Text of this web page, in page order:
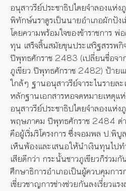
อนุสาวรีย์ประชาธิปไตยจำลองแห่ง
พิทักษ์นราดูรเป็นนายอำเภอผักปั
โดยความพร้อมใจของข้าราชการ พ่
ทุน เสร็จสิ้นสมัยขุนประเสริฐสรรพ
ปีพุทธศักราช 2483 (เปลี่ยนชื่อจา
ภูเขียว ปีพุทธศักราช 2482) ป้ายแ
ใกล้ๆ ฐานอนุสาวรีย์จาระไนรายล
หลักฐานเอกสารหอจดหมายเหตุแห่
อนุสาวรีย์ประชาธิปไตยจำลองแห่ง
พฤษภาคม ปีพุทธศักราช 2484 ต่า
คือผู้เริ่มริโครงการ ซึ่งจอมพล ป.พิ
เห็นพ้องและเสนอให้นำเงินทุนไป
เสียดีกว่า กระนั้นชาวภูเขียวก็ร่วมกั
ศึกษาธิการอำเภอเป็นผู้ควบคุมการ
เชี่ยวชาญการช่างช่วยกันลงเรี่ยวแรง